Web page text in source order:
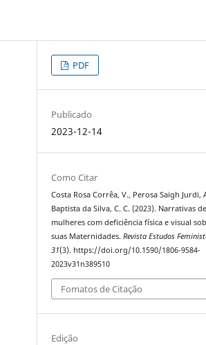
PDF
Publicado
2023-12-14
Como Citar
Costa Rosa Corrêa, V., Perosa Saigh Jurdi,
Baptista da Silva, C. C. (2023). Narrativas de
mulheres com deficiência física e visual
suas Maternidades.Revista Estudos
31(3). https://doi.org/10.1590/1806-9584-
2023v31n389510
Fomatos de Citação
Edição